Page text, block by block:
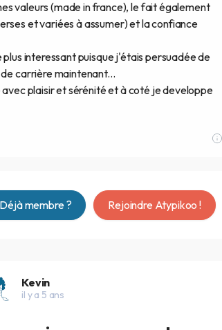
valeurs (made in france), le fait également
et variées à assumer) et la confiance
interessant puisque j'étais persuadée de
carrière maintenant...
avec plaisir et sérénité et à coté je developpe
Déjà membre ? Rejoindre Atypikoo !
Kevin
il y a 5 ans